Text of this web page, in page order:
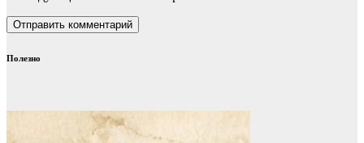
Полезно